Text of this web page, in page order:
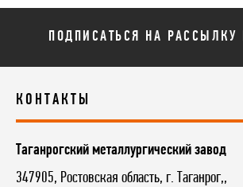
ПОДПИСАТЬСЯ НА РАССЫЛКУ
КОНТАКТЫ
Таганрогский металлургический завод
347905, Ростовская область, г. Таганрог,,